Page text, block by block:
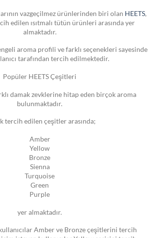
vazgeçilmez ürünlerinden biri olan HEETS,
edilen ısıtmalı tütün ürünleri arasında yer
almaktadır.
aroma profili ve farklı seçenekleri sayesinde
tarafından tercih edilmektedir.
Popüler HEETS Çeşitleri
damak zevklerine hitap eden birçok aroma
bulunmaktadır.
tercih edilen çeşitler arasında;
Amber
Yellow
Bronze
Sienna
Turquoise
Green
Purple
yer almaktadır.
Amber ve Bronze çeşitlerini tercih